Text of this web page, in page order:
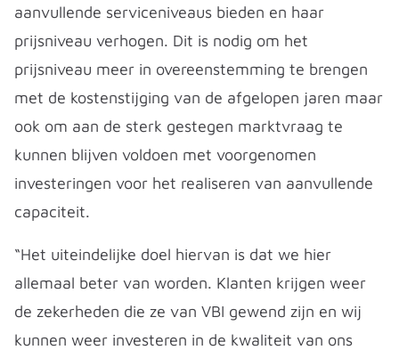
aanvullende serviceniveaus bieden en haar
prijsniveau verhogen. Dit is nodig om het
prijsniveau meer in overeenstemming te brengen
met de kostenstijging van de afgelopen jaren maar
ook om aan de sterk gestegen marktvraag te
kunnen blijven voldoen met voorgenomen
investeringen voor het realiseren van aanvullende
capaciteit.
“Het uiteindelijke doel hiervan is dat we hier
allemaal beter van worden. Klanten krijgen weer
de zekerheden die ze van VBI gewend zijn en wij
kunnen weer investeren in de kwaliteit van ons